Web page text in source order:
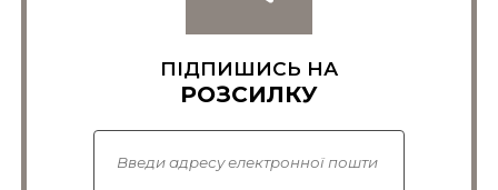
ПІДПИШИСЬ НА
РОЗСИЛКУ